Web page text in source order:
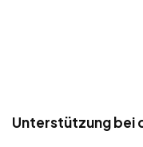
Unterstützung bei